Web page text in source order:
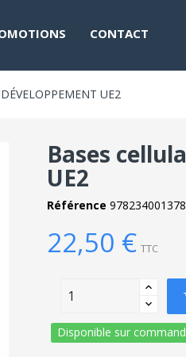
CONTACT
UE2
Bases
UE2
Référence
22,50 € TTC
Disponible sur